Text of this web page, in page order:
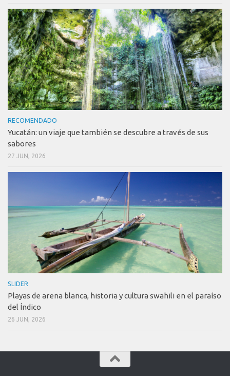
RECOMENDADO
Yucatán: un viaje que también se descubre a través de sus
sabores
27 JUN, 2026
SLIDER
Playas de arena blanca, historia y cultura swahili en el paraíso
del Índico
26 JUN, 2026